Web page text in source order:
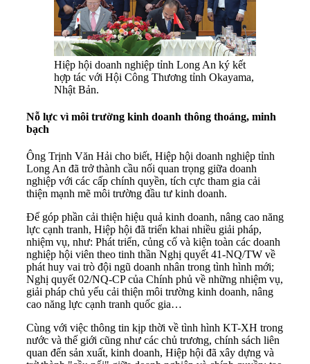
Hiệp hội doanh nghiệp tỉnh Long An ký kết
hợp tác với Hội Công Thương tỉnh Okayama,
Nhật Bản.
Nỗ lực vì môi trường kinh doanh thông thoáng, minh
bạch
Ông Trịnh Văn Hải cho biết, Hiệp hội doanh nghiệp tỉnh
Long An đã trở thành cầu nối quan trọng giữa doanh
nghiệp với các cấp chính quyền, tích cực tham gia cải
thiện mạnh mẽ môi trường đầu tư kinh doanh.
Để góp phần cải thiện hiệu quả kinh doanh, nâng cao năng
lực cạnh tranh, Hiệp hội đã triển khai nhiều giải pháp,
nhiệm vụ, như: Phát triển, củng cố và kiện toàn các doanh
nghiệp hội viên theo tinh thần Nghị quyết 41-NQ/TW về
phát huy vai trò đội ngũ doanh nhân trong tình hình mới;
Nghị quyết 02/NQ-CP của Chính phủ về những nhiệm vụ,
giải pháp chủ yếu cải thiện môi trường kinh doanh, nâng
cao năng lực cạnh tranh quốc gia…
Cùng với việc thông tin kịp thời về tình hình KT-XH trong
nước và thế giới cũng như các chủ trương, chính sách liên
quan đến sản xuất, kinh doanh, Hiệp hội đã xây dựng và